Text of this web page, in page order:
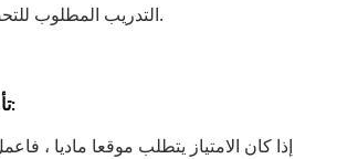
التدريب المطلوب للتحضير لتشغيل الامتياز.
تأمين موقع (إن أمكن):
إذا كان الامتياز يتطلب موقعا ماديا ،